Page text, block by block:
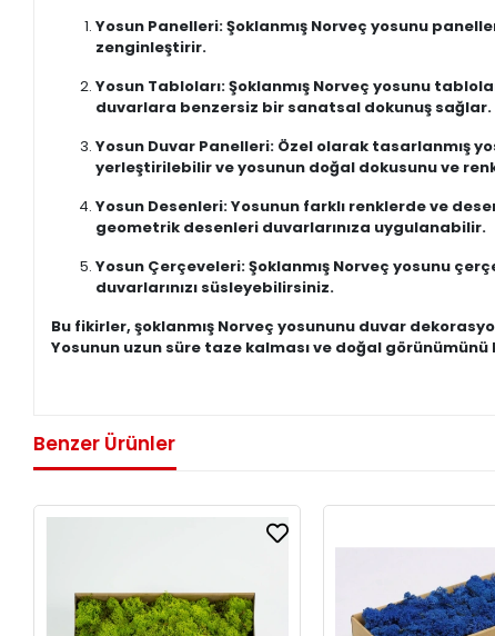
Yosun Panelleri: Şoklanmış Norveç yosunu
zenginleştirir.
Yosun Tabloları: Şoklanmış Norveç yosunu
duvarlara benzersiz bir sanatsal dokunuş sağlar.
Yosun Duvar Panelleri: Özel olarak tasarlanmış
yerleştirilebilir ve yosunun doğal dokusunu ve
Yosun Desenleri: Yosunun farklı renklerde ve
geometrik desenleri duvarlarınıza uygulanabilir.
Yosun Çerçeveleri: Şoklanmış Norveç yosunu
duvarlarınızı süsleyebilirsiniz.
Bu fikirler, şoklanmış Norveç yosununu duvar
Yosunun uzun süre taze kalması ve doğal
Benzer Ürünler